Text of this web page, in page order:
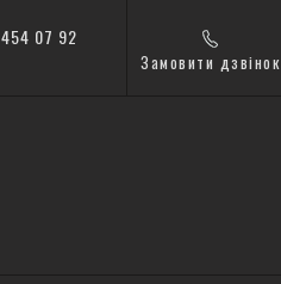
07 92
Замовити дзвінок